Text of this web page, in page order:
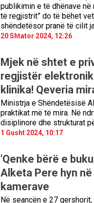
publikimin e të dhënave
të regjistrit” do të bëhet
shëndetësor pranë të cilit
20 Shtator 2024, 12:26
Mjek në shtet e
regjistër
klinika! Qeveria
Ministrja e Shëndetësisë
praktikat më të mira. Në
disiplinore dhe strukturat
1 Gusht 2024, 10:17
'Qenke bërë e
Alketa Pere hyn
kamerave
Në seancën e 27